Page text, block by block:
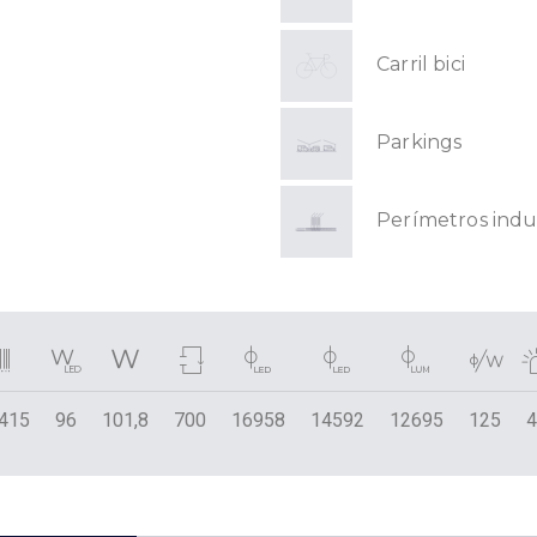
Carril bici
Parkings
Perímetros
96 101,8 700 16958 14592 12695 125